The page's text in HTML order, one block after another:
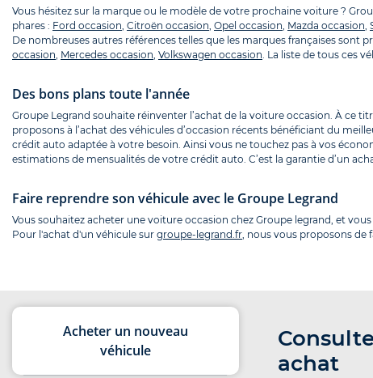
Vous hésitez sur la marque ou le modèle de votre prochaine voiture ?
phares : Ford occasion, Citroën occasion, Opel occasion, Mazda occasion,
De nombreuses autres références telles que les marques françaises sont
occasion, Mercedes occasion, Volkswagen occasion. La liste de tous ces
Des bons plans toute l'année
Groupe Legrand souhaite réinventer l’achat de la voiture occasion. À ce
proposons à l’achat des véhicules d’occasion récents bénéficiant du
crédit auto adaptée à votre besoin. Ainsi vous ne touchez pas à vos
estimations de mensualités de votre crédit auto. C’est la garantie d’un
Faire reprendre son véhicule avec le Groupe Legrand
Vous souhaitez acheter une voiture occasion chez Groupe legrand, et
Pour l'achat d'un véhicule sur groupe-legrand.fr, nous vous proposons de
Acheter un nouveau
véhicule
achat